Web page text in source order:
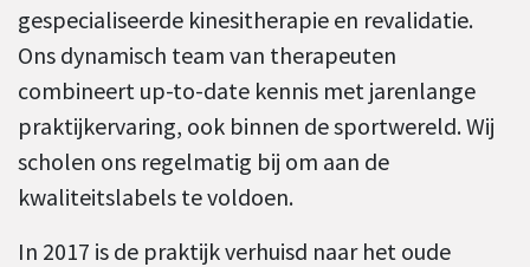
gespecialiseerde kinesitherapie en revalidatie.
Ons dynamisch team van therapeuten
combineert up-to-date kennis met jarenlange
praktijkervaring, ook binnen de sportwereld. Wij
scholen ons regelmatig bij om aan de
kwaliteitslabels te voldoen.
In 2017 is de praktijk verhuisd naar het oude